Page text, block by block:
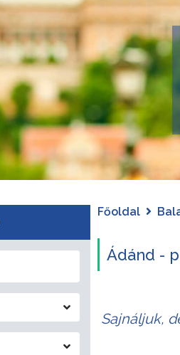
Főoldal
Ádánd -
Sajnáljuk,